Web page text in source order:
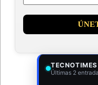
TECNOTIMES
Últimas 2